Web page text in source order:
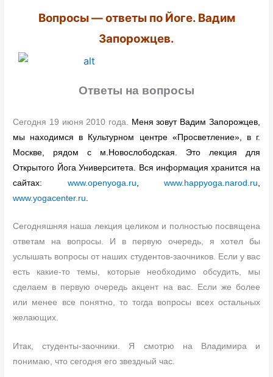
Вопросы — ответы по Йоге. Вадим
Запорожцев.
Ответы на вопросы
Сегодня 19 июня 2010 года. Меня зовут Вадим Запорожцев,
мы находимся в Культурном центре «Просветление», в г.
Москве, рядом с м.Новослободская. Это лекция для
Открытого Йога Университета. Вся информация хранится на
сайтах: www.openyoga.ru www.happyoga.narod.ru
www.yogacenter.ru
Сегодняшняя наша лекция целиком и полностью посвящена
ответам на вопросы. И в первую очередь, я хотел бы
услышать вопросы от наших студентов-заочников. Если у вас
есть какие-то темы, которые необходимо обсудить, мы
сделаем в первую очередь акцент на вас. Если же более
или менее все понятно, то тогда вопросы всех остальных
желающих.
Итак, студенты-заочники. Я смотрю на Владимира и
понимаю, что сегодня его звездный час.